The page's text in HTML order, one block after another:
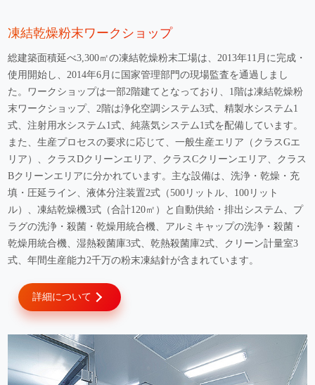
凍結乾燥粉末ワークショップ
総建築面積延べ3,300㎡の凍結乾燥粉末工場は、2013年11月に完成・
使用開始し、2014年6月に国家管理部門の現場監査を通過しまし
た。ワークショップは一部2階建てとなっており、1階は凍結乾燥粉
末ワークショップ、2階は浄化空調システム3式、精製水システム1
式、注射用水システム1式、純蒸気システム1式を配備しています。
また、生産プロセスの要求に応じて、一般生産エリア（クラスGエ
リア）、クラスDクリーンエリア、クラスCクリーンエリア、クラス
Bクリーンエリアに分かれています。主な設備は、洗浄・乾燥・充
填・圧延ライン、液体分注装置2式（500リットル、100リット
ル）、凍結乾燥機3式（合計120㎡）と自動供給・排出システム、プ
ラグの洗浄・殺菌・乾燥用統合機、アルミキャップの洗浄・殺菌・
乾燥用統合機、湿熱殺菌庫3式、乾熱殺菌庫2式、クリーン計量室3
式、年間生産能力2千万の粉末凍結針が含まれています。
詳細について
詳細について
詳細について